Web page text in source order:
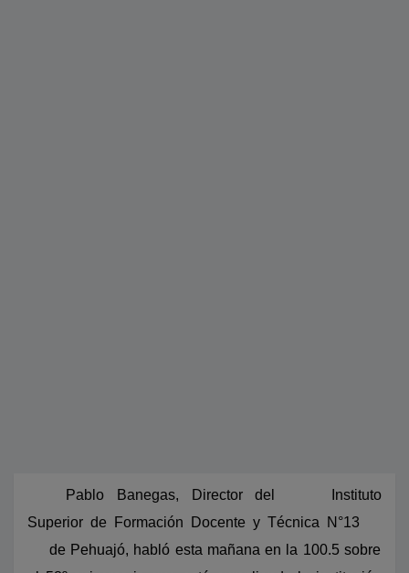
Pablo Banegas, Director del
Instituto
Superior de Formación Docente y Técnica N°13
de Pehuajó, habló esta mañana en la 100.5 sobre